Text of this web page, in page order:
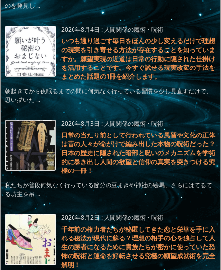
のを発見し ...
2026年8月4日 : 人間関係の魔術・呪術
いつも通り過ごす毎日をほんの少し変えるだけで理想
の現実を引き寄せる方法が存在することを知っていま
すか。願望実現の近道は日常の行動に隠された仕掛け
を活用することです。今すぐ試せる現実改変の手法を
まとめた話題の1冊を紹介します。
朝起きてから夜眠るまでの間に何気なく行っている習慣を少し見直すだけで、
思い描いた ...
2026年8月3日 :人間関係の魔術・呪術
日常の当たり前として行われている風習や文化の正体
は昔の人々が命がけで編み出した本物の呪術だった？
日本の歴史に隠された暗部と呪いのメカニズムを学術
的に暴き出し人間の欲望と信仰の真実を突きつける究
極の一冊！
私たちが普段何気なく行っている節分の豆まきや神社の絵馬、さらにはてるて
る坊主を吊 ...
2026年8月2日: 人間関係の魔術・呪術
千年前の権力者たちが秘匿してきた恋と栄華を手に入
れる秘法が現代に蘇る？理想の相手の心を独占して人
生の勝者になるために貴族たちが密かに使っていた恐
怖の呪術と運命を好転させる究極の願望成就術を完全
解明！